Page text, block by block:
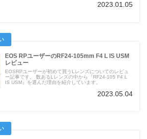
2023.01.05
EOS RPユーザーのRF24-105mm F4 L IS USM
レビュー
EOSRPユーザーが初めて買うLレンズについてのレビュ
ー記事です。 数あるLレンズの中から『RF24-105 F4 L
IS USM』を選んだ理由を紹介しています。
2023.05.04